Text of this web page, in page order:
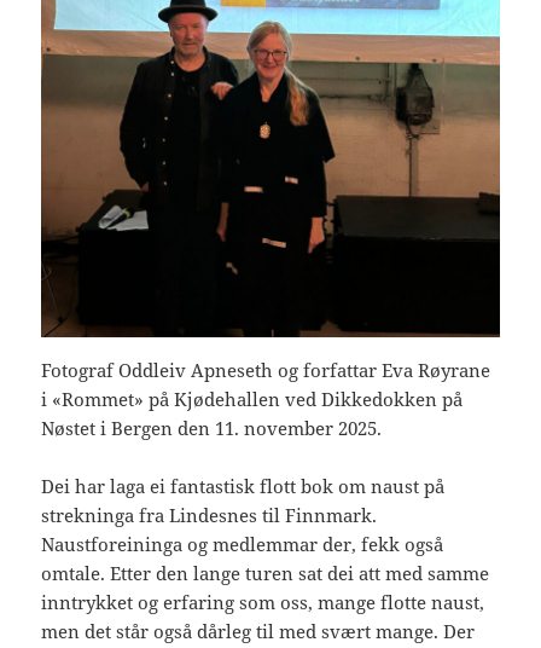
Fotograf Oddleiv Apneseth og forfattar Eva Røyrane
i «Rommet» på Kjødehallen ved Dikkedokken på
Nøstet i Bergen den 11. november 2025.
Dei har laga ei fantastisk flott bok om naust på
strekninga fra Lindesnes til Finnmark.
Naustforeininga og medlemmar der, fekk også
omtale. Etter den lange turen sat dei att med samme
inntrykket og erfaring som oss, mange flotte naust,
men det står også dårleg til med svært mange. Der